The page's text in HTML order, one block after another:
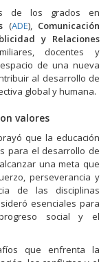
de los grados en
(ADE), Comunicación
y Relaciones
docentes y
de una nueva
al desarrollo de
global y humana.
valores
que la educación
para el desarrollo de
una meta que
perseverancia y
de las disciplinas
esenciales para
social y el
que enfrenta la